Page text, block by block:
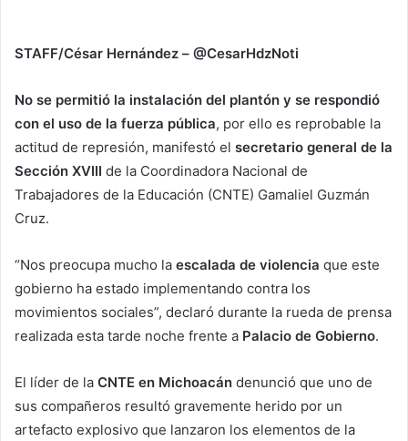
STAFF/César Hernández – @CesarHdzNoti
No se permitió la instalación del plantón y se respondió
con el uso de la fuerza pública, por ello es reprobable la
actitud de represión, manifestó el secretario general de la
Sección XVIII de la Coordinadora Nacional de
Trabajadores de la Educación (CNTE) Gamaliel Guzmán
Cruz.
“Nos preocupa mucho la escalada de violencia que este
gobierno ha estado implementando contra los
movimientos sociales”, declaró durante la rueda de prensa
realizada esta tarde noche frente a Palacio de Gobierno.
El líder de la CNTE en Michoacán denunció que uno de
sus compañeros resultó gravemente herido por un
artefacto explosivo que lanzaron los elementos de la